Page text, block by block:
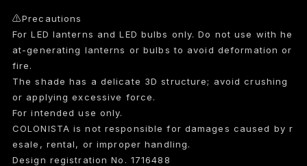
⚠︎Precautions
For LED lanterns and LED bulbs only. Do not use with he
at-generating lanterns or bulbs to avoid deformation or
fire.
The shade has a delicate 3D structure; avoid crushing
or applying excessive force.
For intended use only.
COLONISTA is not responsible for damages caused by r
esale, rental, or improper handling.
Design registration No. 1716488